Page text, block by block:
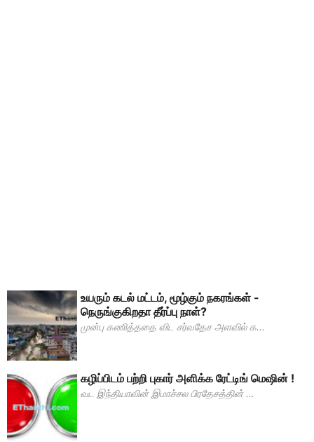
உயரும் கடல் மட்டம், மூழ்கும் நகரங்கள் -
நெருங்குகிறதா தீர்ப்பு நாள்?
முன்பு கணித்ததை விட சர்வதேச அளவில் க...
கழிப்பிடம் பற்றி புகார் அளிக்க ரேட்டிங் மெஷின் !
வட இந்தியாவின் இமாச்சல பிரதேசத்தின் ...